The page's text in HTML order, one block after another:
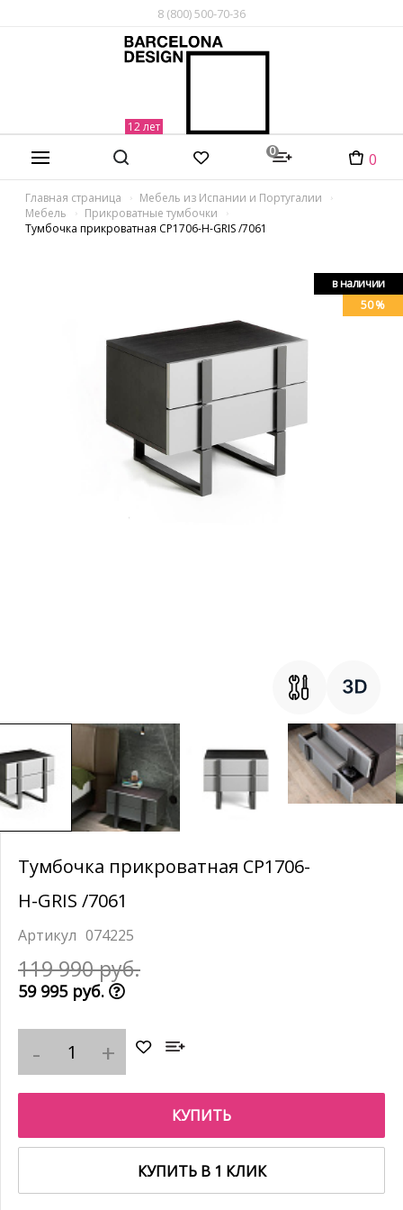
8 (800) 500-70-36
0 0
Главная страница
Мебель из Испании и Португалии
Мебель
Прикроватные тумбочки
Тумбочка прикроватная CP1706-H-GRIS /7061
в наличии
50 %
Тумбочка прикроватная CP1706-
H-GRIS /7061
074225
119 990 руб.
59 995 руб.
КУПИТЬ
КУПИТЬ В 1 КЛИК